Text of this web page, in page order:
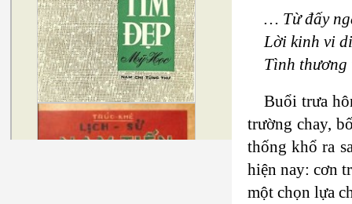
… Từ đấy
Lời kinh vi
Tình
Buổi trưa
trường chay,
thống khổ ra
hiện nay: cơn
một chọn lựa